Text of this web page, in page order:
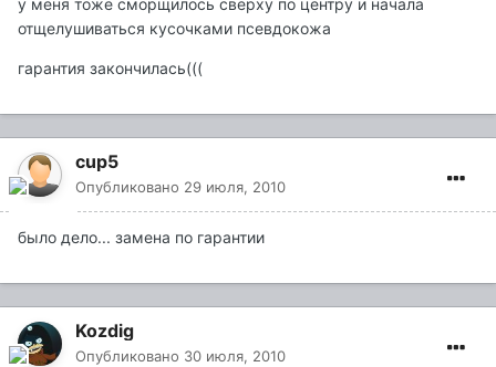
у меня тоже сморщилось сверху по центру и начала
отщелушиваться кусочками псевдокожа
гарантия закончилась(((
cup5
Опубликовано 29 июля, 2010
было дело... замена по гарантии
Kozdig
Опубликовано 30 июля, 2010